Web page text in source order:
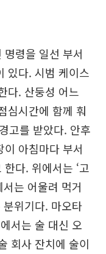
령을 일선 부서
있다. 시범 케이스
다. 산둥성 어느
심시간에 함께 훠
고를 받았다. 안후
아침마다 부서
다. 위에서는 ‘고
서는 어울려 먹거
위기다. 마오타
서는 술 대신 오
회사 잔치에 술이